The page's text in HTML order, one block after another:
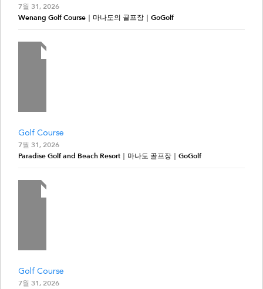
7월 31, 2026
Wenang Golf Course｜마나도의 골프장｜GoGolf
Golf Course
7월 31, 2026
Paradise Golf and Beach Resort｜마나도 골프장｜GoGolf
Golf Course
7월 31, 2026